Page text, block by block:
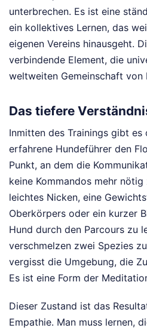
unterbrechen. Es ist eine
ein kollektives Lernen, das
eigenen Vereins hinausgeht.
verbindende Element, die
weltweiten Gemeinschaft von
Das tiefere
Inmitten des Trainings gibt
erfahrene Hundeführer den
Punkt, an dem die
keine Kommandos mehr nötig
leichtes Nicken, eine
Oberkörpers oder ein kurzer
Hund durch den Parcours zu
verschmelzen zwei Spezies
vergisst die Umgebung, die
Es ist eine Form der
Dieser Zustand ist das
Empathie. Man muss lernen,